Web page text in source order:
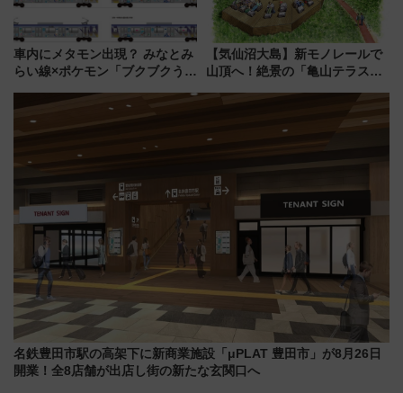
車内にメタモン出現？ みなとみ
らい線×ポケモン「ブクブクうみ
行開始に！ この夏は直通列車で
横浜へ！
【気仙沼大島】新モノレールで
山頂へ！絶景の「亀山テラス
暇村のお得な日帰りプランも登
名鉄豊田市駅の高架下に新商業施設「μPLAT 豊田市」が8月26日
開業！全8店舗が出店し街の新たな玄関口へ